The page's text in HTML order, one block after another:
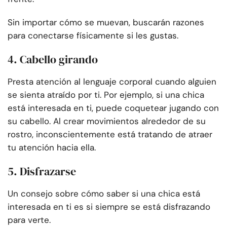
Sin importar cómo se muevan, buscarán razones
para conectarse físicamente si les gustas.
4. Cabello girando
Presta atención al lenguaje corporal cuando alguien
se sienta atraído por ti. Por ejemplo, si una chica
está interesada en ti, puede coquetear jugando con
su cabello. Al crear movimientos alrededor de su
rostro, inconscientemente está tratando de atraer
tu atención hacia ella.
5. Disfrazarse
Un consejo sobre cómo saber si una chica está
interesada en ti es si siempre se está disfrazando
para verte.